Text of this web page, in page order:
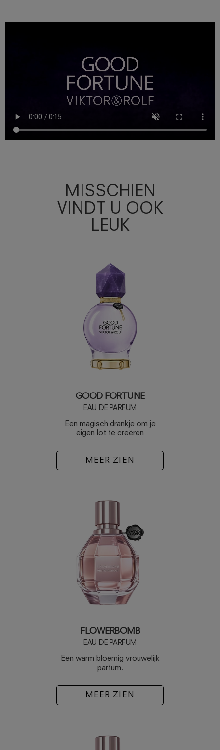
MISSCHIEN
VINDT U OOK
LEUK
GOOD FORTUNE
EAU DE PARFUM
Een magisch drankje om je
eigen lot te creëren
MEER ZIEN
FLOWERBOMB
EAU DE PARFUM
Een warm bloemig vrouwelijk
parfum.
MEER ZIEN